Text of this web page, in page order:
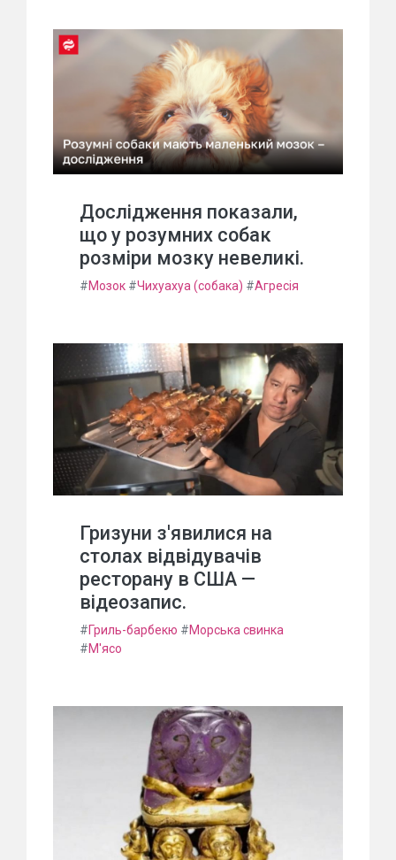
Дослідження показали,
що у розумних собак
розміри мозку невеликі.
#Мозок #Чихуахуа (собака) #Агресія
Гризуни з'явилися на
столах відвідувачів
ресторану в США —
відеозапис.
#Гриль-барбекю #Морська свинка
#М'ясо